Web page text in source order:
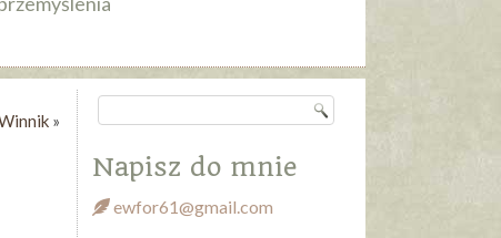
»
Napisz do mnie
ewfor61@gmail.com